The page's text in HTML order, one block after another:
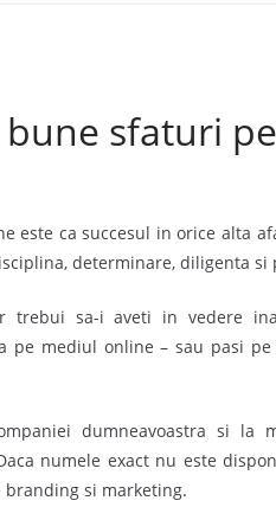
sfaturi
este ca succesul in orice alta
determinare, diligenta si
trebui sa-i aveti in vedere
pe mediul online – sau pasi
dumneavoastra si
numele exact nu este
si marketing.